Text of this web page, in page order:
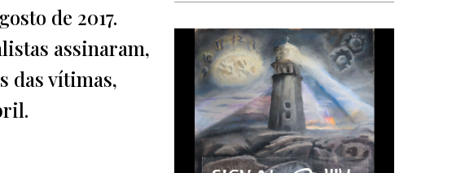
de 2017.
assinaram,
das vítimas,